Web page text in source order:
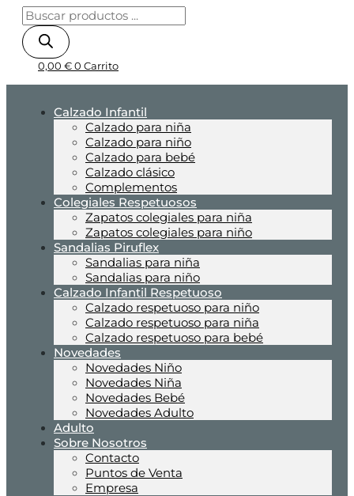
0,00 € 0 Carrito
Calzado Infantil
Calzado para niña
Calzado para niño
Calzado para bebé
Calzado clásico
Complementos
Colegiales Respetuosos
Zapatos colegiales para niña
Zapatos colegiales para niño
Sandalias Piruflex
Sandalias para niña
Sandalias para niño
Calzado Infantil Respetuoso
Calzado respetuoso para niño
Calzado respetuoso para niña
Calzado respetuoso para bebé
Novedades
Novedades Niño
Novedades Niña
Novedades Bebé
Novedades Adulto
Adulto
Sobre Nosotros
Contacto
Puntos de Venta
Empresa